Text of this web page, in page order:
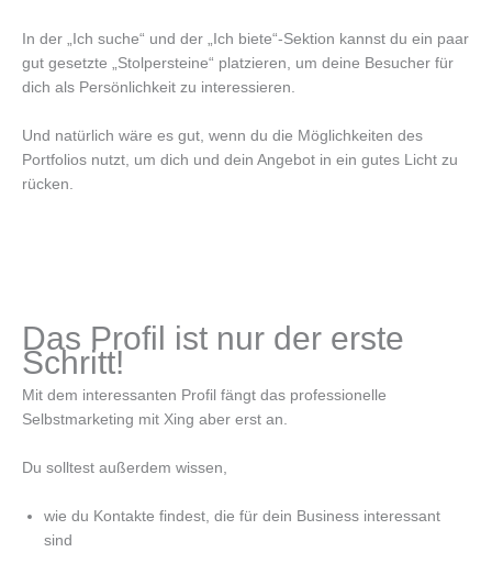
In der „Ich suche“ und der „Ich biete“-Sektion kannst du ein paar
gut gesetzte „Stolpersteine“ platzieren, um deine Besucher für
dich als Persönlichkeit zu interessieren.
Und natürlich wäre es gut, wenn du die Möglichkeiten des
Portfolios nutzt, um dich und dein Angebot in ein gutes Licht zu
rücken.
Das Profil ist nur der erste
Schritt!
Mit dem interessanten Profil fängt das professionelle
Selbstmarketing mit Xing aber erst an.
Du solltest außerdem wissen,
wie du Kontakte findest, die für dein Business interessant
sind